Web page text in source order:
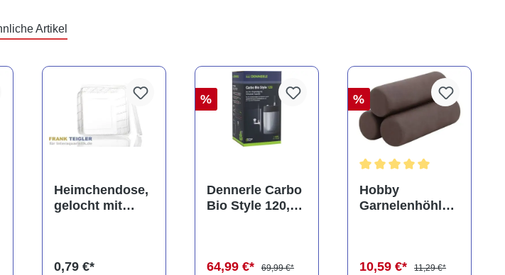
Artikel
Heimchendose,
gelocht mit
0,79 €*
%
Dennerle Carbo
Bio Style 120,
64,99 €*
69,99 €*
%
Hobby
Garnelenhöhle
10,59 €*
11,29 €*